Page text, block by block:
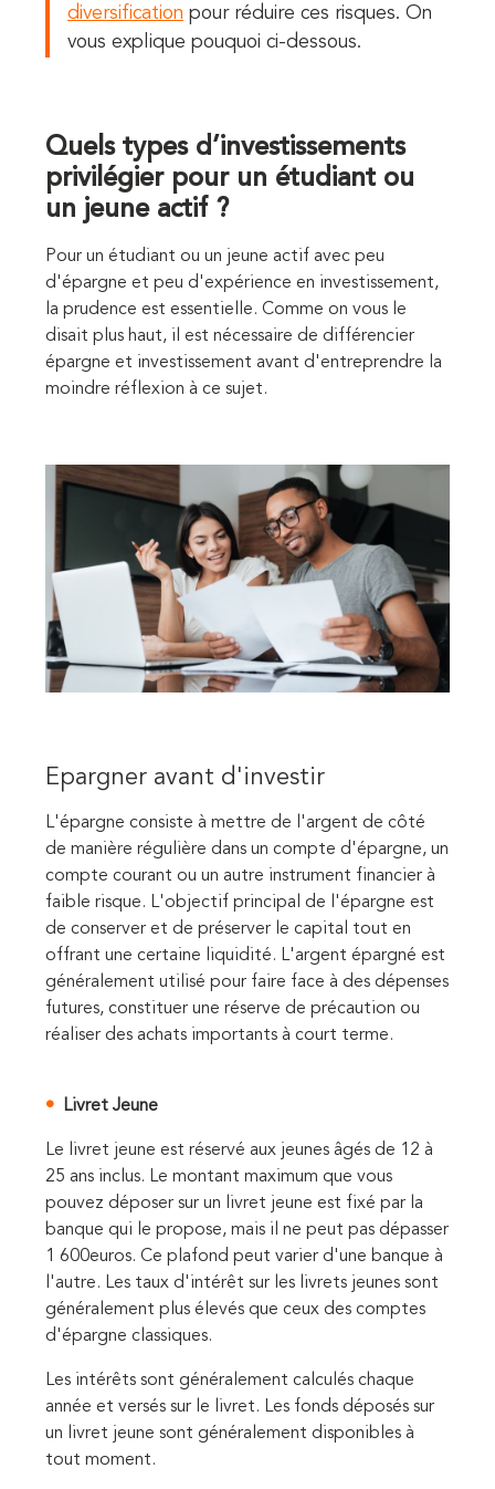
diversification pour réduire ces risques. On
vous explique pouquoi ci-dessous.
Quels types d’investissements
privilégier pour un étudiant ou
un jeune actif ?
Pour un étudiant ou un jeune actif avec peu
d'épargne et peu d'expérience en investissement,
la prudence est essentielle. Comme on vous le
disait plus haut, il est nécessaire de différencier
épargne et investissement avant d'entreprendre la
moindre réflexion à ce sujet.
Epargner avant d'investir
L'épargne consiste à mettre de l'argent de côté
de manière régulière dans un compte d'épargne, un
compte courant ou un autre instrument financier à
faible risque. L'objectif principal de l'épargne est
de conserver et de préserver le capital tout en
offrant une certaine liquidité. L'argent épargné est
généralement utilisé pour faire face à des dépenses
futures, constituer une réserve de précaution ou
réaliser des achats importants à court terme.
Livret Jeune
Le livret jeune est réservé aux jeunes âgés de 12 à
25 ans inclus. Le montant maximum que vous
pouvez déposer sur un livret jeune est fixé par la
banque qui le propose, mais il ne peut pas dépasser
1 600euros. Ce plafond peut varier d'une banque à
l'autre. Les taux d'intérêt sur les livrets jeunes sont
généralement plus élevés que ceux des comptes
d'épargne classiques.
Les intérêts sont généralement calculés chaque
année et versés sur le livret. Les fonds déposés sur
un livret jeune sont généralement disponibles à
tout moment.